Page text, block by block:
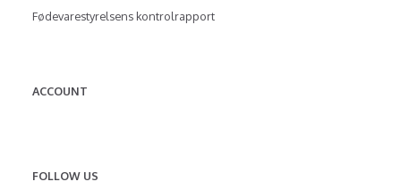
Fødevarestyrelsens kontrolrapport
ACCOUNT
FOLLOW US